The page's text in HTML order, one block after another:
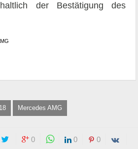
der Bestätigung des
Mercedes AMG
0 0 0